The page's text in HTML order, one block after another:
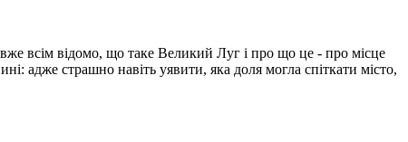
всім відомо, що таке Великий Луг і про що це - про місце
адже страшно навіть уявити, яка доля могла спіткати місто,